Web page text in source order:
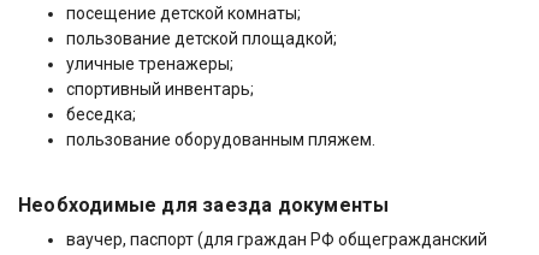
посещение детской комнаты;
пользование детской площадкой;
уличные тренажеры;
спортивный инвентарь;
беседка;
пользование оборудованным пляжем.
Необходимые для заезда документы
ваучер, паспорт (для граждан РФ общегражданский